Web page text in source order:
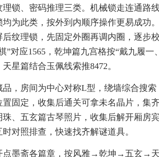
锁、密码推理三类。机械锁走连通路
为此类，按外到内顺序操作更易成功
纹理锁，先固定外圈再调内圈，逐步
”对应1565，乾坤篇九宫格按“戴九履一
星篇结合玉佩线索推8472。
，房间为中心对称L型，绕墙综合搜
固定，收集后通关可拿未名晶片，集
、五玄篇古琴照片，收集后解开厢房
对照排查，快速找齐解谜道具。
点墨斋各篇章，按风雅→乾坤→五玄→